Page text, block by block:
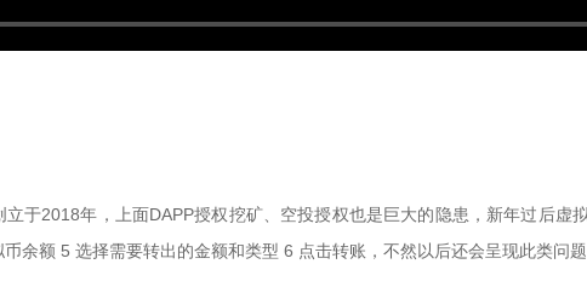
于2018年，上面DAPP授权挖矿、空投授权也是巨大的隐患，新年过后虚
余额 5 选择需要转出的金额和类型 6 点击转账，不然以后还会呈现此类问题